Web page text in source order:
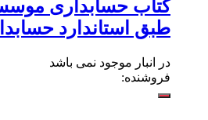
کتاب حسابداری
طبق استاندارد
در انبار موجود نمی باشد
فروشنده: